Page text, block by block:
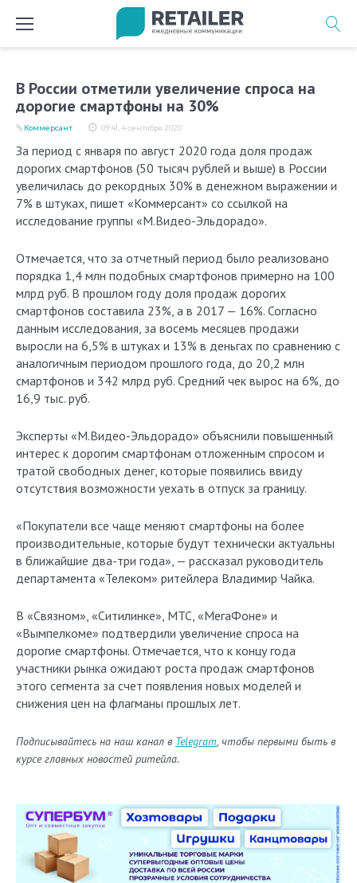
В России отметили увеличение спроса на
дорогие смартфоны на 30%
09:41, 4 сентября 2020
Коммерсант
За период с января по август 2020 года доля продаж
дорогих смартфонов (50 тысяч рублей и выше) в России
увеличилась до рекордных 30% в денежном выражении и
7% в штуках, пишет «Коммерсант» со ссылкой на
исследование группы «М.Видео-Эльдорадо».
Отмечается, что за отчетный период было реализовано
порядка 1,4 млн подобных смартфонов примерно на 100
млрд руб. В прошлом году доля продаж дорогих
смартфонов составила 23%, а в 2017 — 16%. Согласно
данным исследования, за восемь месяцев продажи
выросли на 6,5% в штуках и 13% в деньгах по сравнению с
аналогичным периодом прошлого года, до 20,2 млн
смартфонов и 342 млрд руб. Средний чек вырос на 6%, до
16,9 тыс. руб.
Эксперты «М.Видео-Эльдорадо» объяснили повышенный
интерес к дорогим смартфонам отложенным спросом и
тратой свободных денег, которые появились ввиду
отсутствия возможности уехать в отпуск за границу.
«Покупатели все чаще меняют смартфоны на более
производительные, которые будут технически актуальны
в ближайшие два-три года», — рассказал руководитель
департамента «Телеком» ритейлера Владимир Чайка.
В «Связном», «Ситилинке», МТС, «МегаФоне» и
«Вымпелкоме» подтвердили увеличение спроса на
дорогие смартфоны. Отмечается, что к концу года
участники рынка ожидают роста продаж смартфонов
этого сегмента за счет появления новых моделей и
снижения цен на флагманы прошлых лет.
Подписывайтесь на наш канал в Telegram, чтобы первыми быть в
курсе главных новостей ритейла.